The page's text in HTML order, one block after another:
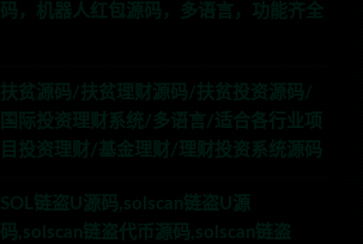
码，机器人红包源码，多语言，功能齐全
扶贫源码/扶贫理财源码/扶贫投资源码/
国际投资理财系统/多语言/适合各行业项
目投资理财/基金理财/理财投资系统源码
SOL链盗U源码,solscan链盗U源
码,solscan链盗代币源码,solscan链盗